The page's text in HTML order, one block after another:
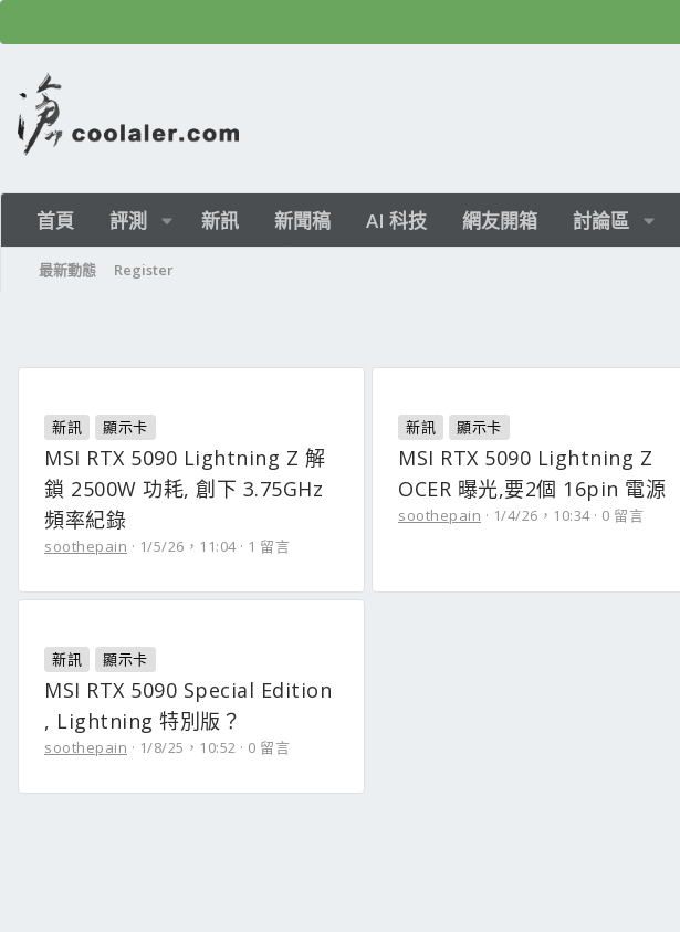
首頁 評測 新訊 新聞稿 AI 科技 網友開箱 討論區
最新動態 Register
新訊 顯示卡
MSI RTX 5090 Lightning Z 解
鎖 2500W 功耗, 創下 3.75GHz
頻率紀錄
soothepain 1/5/26，11:04 1 留言
新訊 顯示卡
MSI RTX 5090 Lightning Z
OCER 曝光,要2個 16pin 電源
soothepain 1/4/26，10:34 0 留言
新訊 顯示卡
MSI RTX 5090 Special Edition
, Lightning 特別版？
soothepain 1/8/25，10:52 0 留言